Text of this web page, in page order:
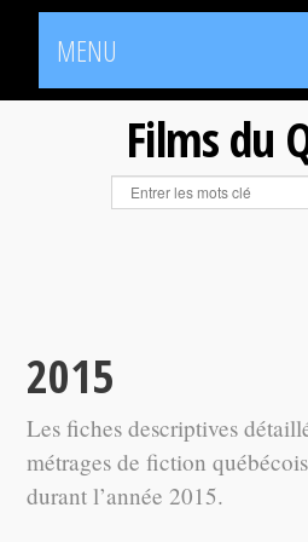
MENU
Films du
2015
Les fiches descriptives
métrages de fiction
durant l’année 2015.